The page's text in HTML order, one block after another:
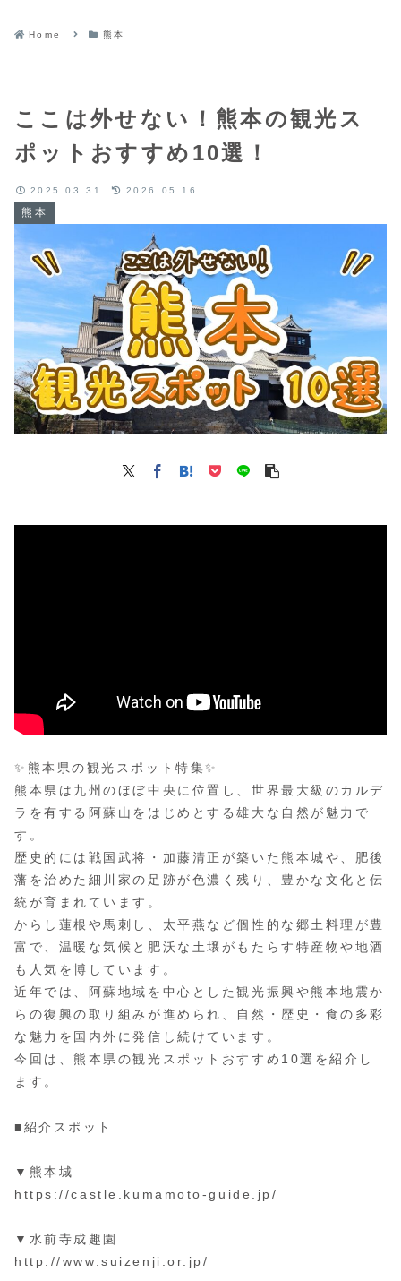
Home 熊本
ここは外せない！熊本の観光ス
ポットおすすめ10選！
熊本
2025.03.31 2026.05.16
✨熊本県の観光スポット特集✨
熊本県は九州のほぼ中央に位置し、世界最大級のカルデ
ラを有する阿蘇山をはじめとする雄大な自然が魅力で
す。
歴史的には戦国武将・加藤清正が築いた熊本城や、肥後
藩を治めた細川家の足跡が色濃く残り、豊かな文化と伝
統が育まれています。
からし蓮根や馬刺し、太平燕など個性的な郷土料理が豊
富で、温暖な気候と肥沃な土壌がもたらす特産物や地酒
も人気を博しています。
近年では、阿蘇地域を中心とした観光振興や熊本地震か
らの復興の取り組みが進められ、自然・歴史・食の多彩
な魅力を国内外に発信し続けています。
今回は、熊本県の観光スポットおすすめ10選を紹介し
ます。
■紹介スポット
▼熊本城
https://castle.kumamoto-guide.jp/
▼水前寺成趣園
http://www.suizenji.or.jp/